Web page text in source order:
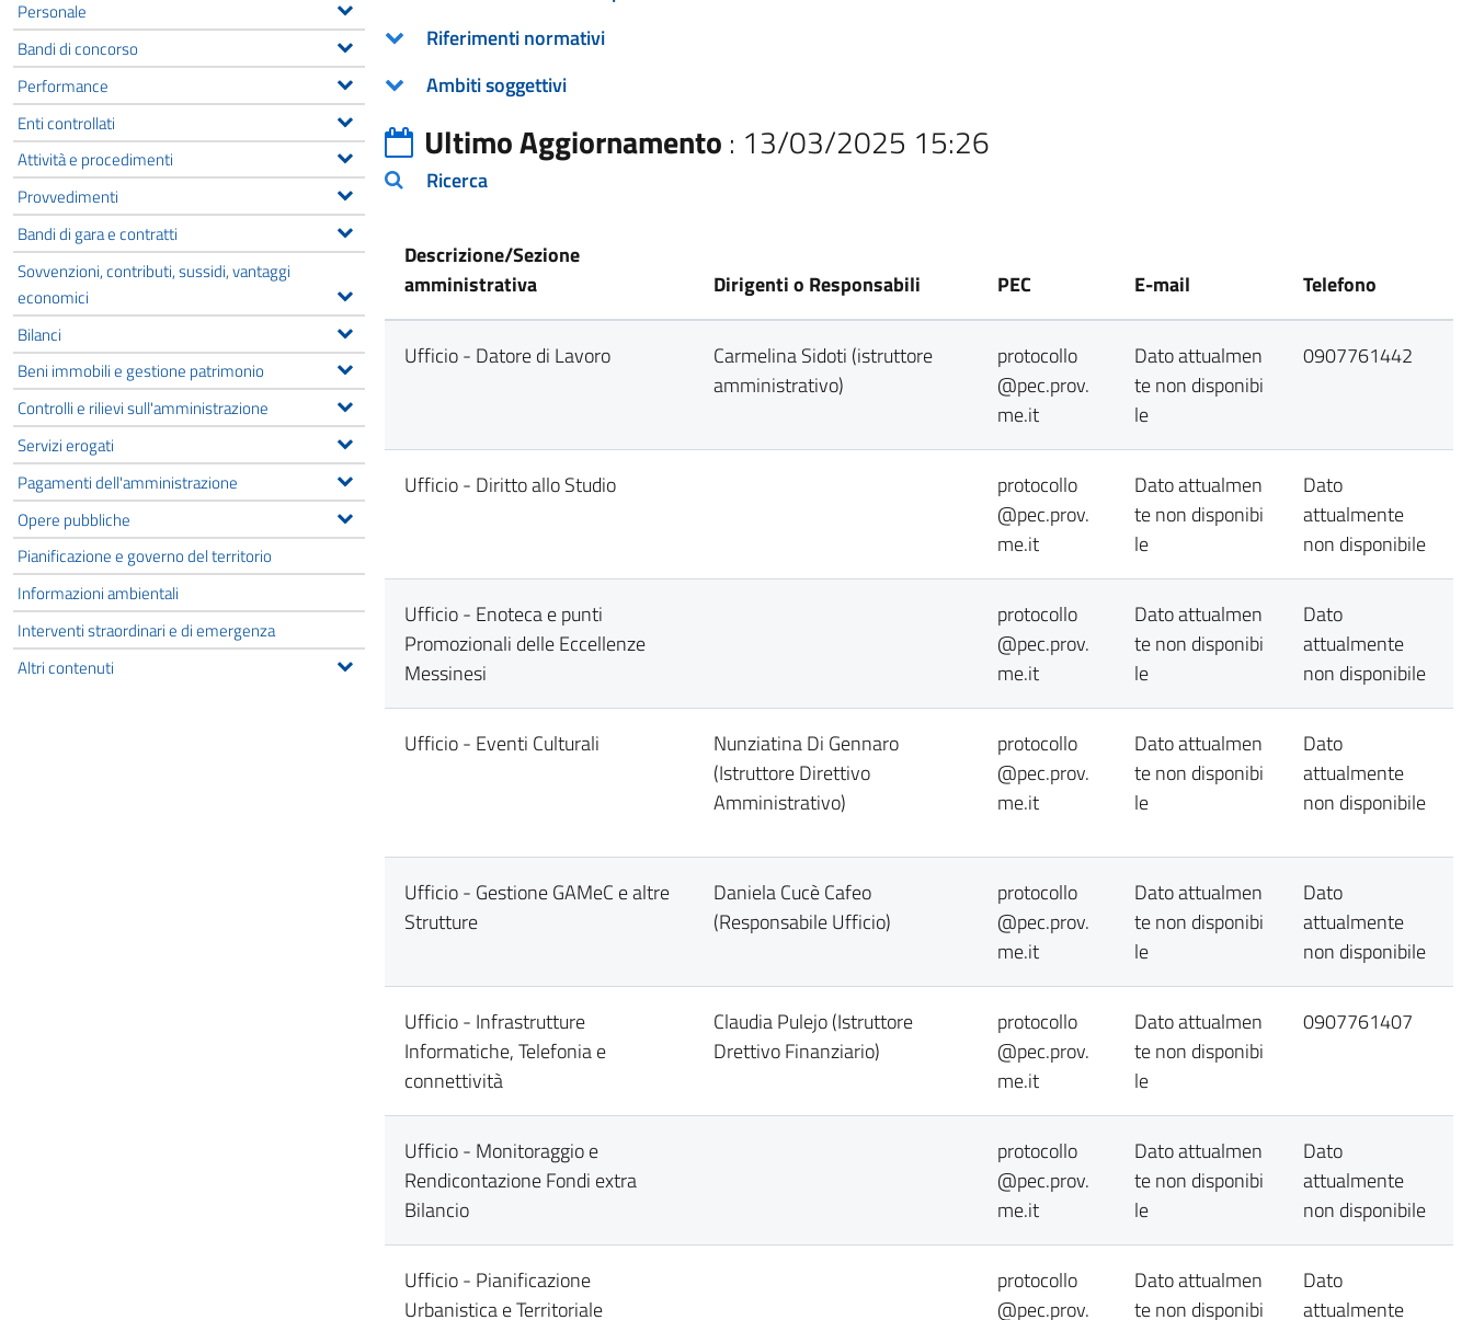
Personale
Bandi di concorso
Performance
Enti controllati
Attività e procedimenti
Provvedimenti
Bandi di gara e contratti
Sovvenzioni, contributi, sussidi, vantaggi
economici
Bilanci
Beni immobili e gestione patrimonio
Controlli e rilievi sull'amministrazione
Servizi erogati
Pagamenti dell'amministrazione
Opere pubbliche
Pianificazione e governo del territorio
Informazioni ambientali
Interventi straordinari e di emergenza
Altri contenuti
Riferimenti normativi
Ambiti soggettivi
Ultimo Aggiornamento : 13/03/2025 15:26
Ricerca
Descrizione/Sezione
amministrativa
Dirigenti o Responsabili PEC E-mail Telefono
Ufficio - Datore di Lavoro
Carmelina Sidoti (istruttore
amministrativo)
protocollo
@pec.prov.
me.it
Dato attualmen
te non disponibi
le
0907761442
Ufficio - Diritto allo Studio
protocollo
@pec.prov.
me.it
Dato attualmen
te non disponibi
le
Dato
attualmente
non disponibile
Ufficio - Enoteca e punti
Promozionali delle Eccellenze
Messinesi
protocollo
@pec.prov.
me.it
Dato attualmen
te non disponibi
le
Dato
attualmente
non disponibile
Ufficio - Eventi Culturali
Nunziatina Di Gennaro
(Istruttore Direttivo
Amministrativo)
protocollo
@pec.prov.
me.it
Dato attualmen
te non disponibi
le
Dato
attualmente
non disponibile
Ufficio - Gestione GAMeC e altre
Strutture
Daniela Cucè Cafeo
(Responsabile Ufficio)
protocollo
@pec.prov.
me.it
Dato attualmen
te non disponibi
le
Dato
attualmente
non disponibile
Ufficio - Infrastrutture
Informatiche, Telefonia e
connettività
Claudia Pulejo (Istruttore
Drettivo Finanziario)
protocollo
@pec.prov.
me.it
Dato attualmen
te non disponibi
le
0907761407
Ufficio - Monitoraggio e
Rendicontazione Fondi extra
Bilancio
protocollo
@pec.prov.
me.it
Dato attualmen
te non disponibi
le
Dato
attualmente
non disponibile
Ufficio - Pianificazione
Urbanistica e Territoriale
protocollo
@pec.prov.
Dato attualmen
te non disponibi
Dato
attualmente